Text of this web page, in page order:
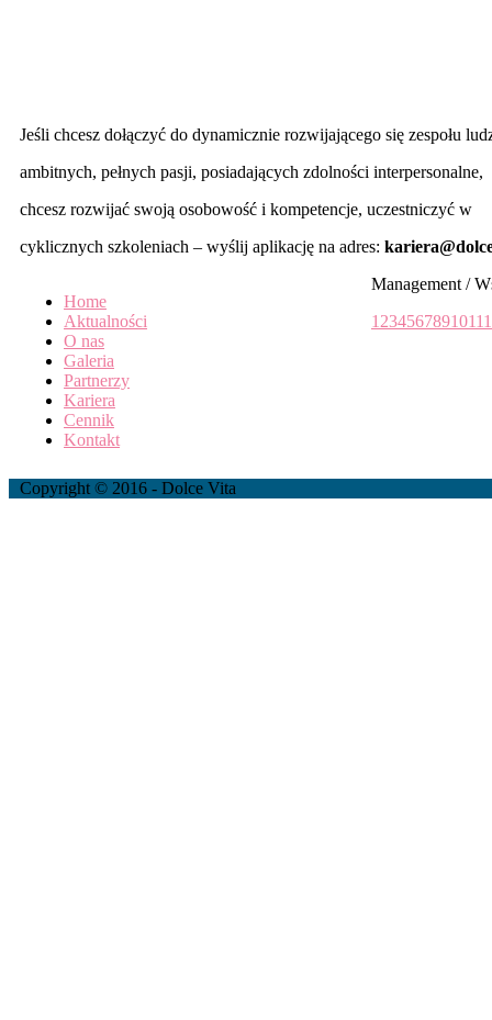
Jeśli chcesz dołączyć do dynamicznie rozwijającego się zespołu
ambitnych, pełnych pasji, posiadających zdolności interpersonalne,
chcesz rozwijać swoją osobowość i kompetencje, uczestniczyć w
cyklicznych szkoleniach – wyślij aplikację na adres:
Home
Aktualności
O nas
Galeria
Partnerzy
Kariera
Cennik
Kontakt
Management /
1 234567891011
Copyright © 2016 - Dolce Vita